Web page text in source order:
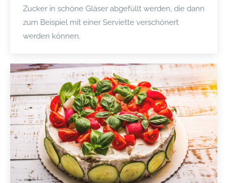
Zucker in schöne Gläser abgefüllt werden, die dann
zum Beispiel mit einer Serviette verschönert
werden können.